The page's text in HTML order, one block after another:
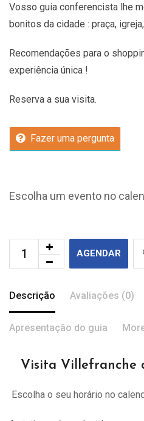
Vosso guia conferencista lhe
bonitos da cidade : praça,
Recomendações para o
experiência única !
Reserva a sua visita.
Fazer uma pergunta
Escolha um evento no
AGENDAR
Descrição Avaliações (0)
Apresentação do guia
Visita Villefranche
Escolha o seu horário no